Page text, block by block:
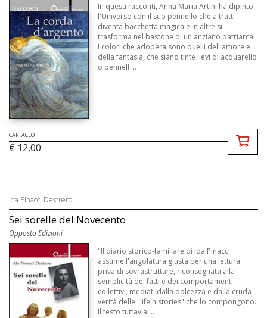
In questi racconti, Anna Maria Artini ha dipinto
l'Universo con il suo pennello che a tratti
diventa bacchetta magica e in altre si
trasforma nel bastone di un anziano patriarca.
I colori che adopera sono quelli dell'amore e
della fantasia, che siano tinte lievi di acquarello
o pennell ...
CARTACEO
€ 12,00
Ida Pinacci Destrero
Sei sorelle del Novecento
Opposto Edizioni
"Il diario storico-familiare di Ida Pinacci
assume l'angolatura giusta per una lettura
priva di sovrastrutture, riconsegnata alla
semplicità dei fatti e dei comportamenti
collettivi, mediati dalla dolcezza e dalla cruda
verità delle "life histories" che lo compongono.
Il testo tuttavia ...